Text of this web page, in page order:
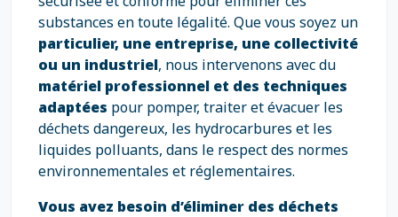
substances en toute légalité. Que vous soyez un
particulier, une entreprise, une collectivité
ou un industriel, nous intervenons avec du
matériel professionnel et des techniques
adaptées pour pomper, traiter et évacuer les
déchets dangereux, les hydrocarbures et les
liquides polluants, dans le respect des normes
environnementales et réglementaires.
Vous avez besoin d’éliminer des déchets